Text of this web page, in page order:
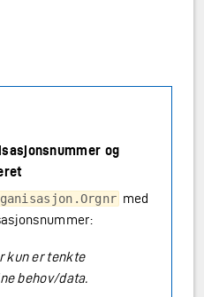
og
med
kun er tenkte
behov/data.